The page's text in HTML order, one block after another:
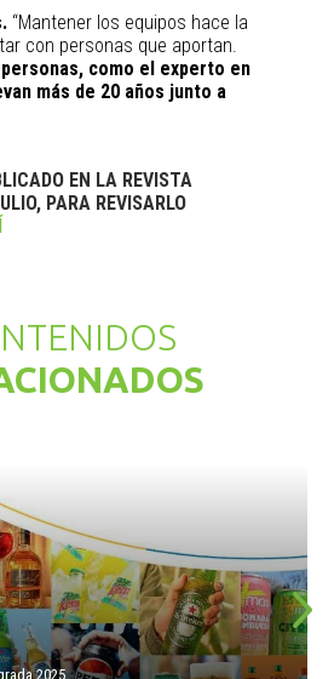
“Mantener los equipos hace la
con personas que aportan.
como el experto en
más de 20 años junto a
EN LA REVISTA
PARA REVISARLO
2025